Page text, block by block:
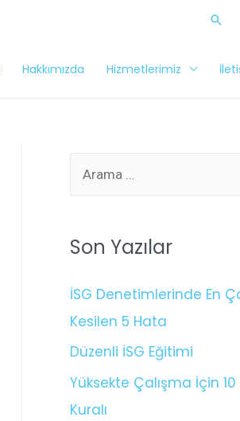
Hakkımızda Hizmetlerimiz
Son Yazılar
İSG Denetimlerinde En
Kesilen 5 Hata
Düzenli İSG Eğitimi
Yüksekte Çalışma İçin
Kuralı